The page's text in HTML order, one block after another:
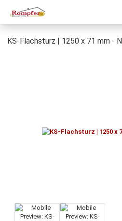
KS-Flachsturz | 1250 x 71 mm -